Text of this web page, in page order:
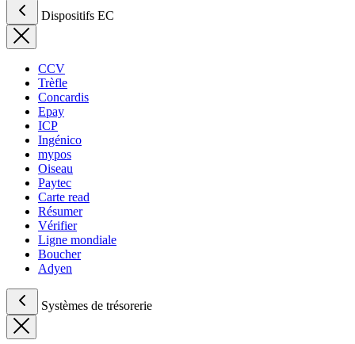
Dispositifs EC
CCV
Trèfle
Concardis
Epay
ICP
Ingénico
mypos
Oiseau
Paytec
Carte read
Résumer
Vérifier
Ligne mondiale
Boucher
Adyen
Systèmes de trésorerie